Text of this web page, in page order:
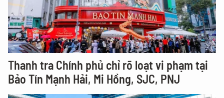
Thanh tra Chính phủ chỉ rõ loạt vi phạm tại
Bảo Tín Mạnh Hải, Mi Hồng, SJC, PNJ